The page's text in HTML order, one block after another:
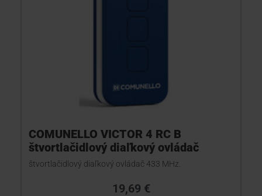
COMUNELLO VICTOR 4 RC B
štvortlačidlový diaľkový ovládač
štvortlačidlový diaľkový ovládač 433 MHz.
19,69 €